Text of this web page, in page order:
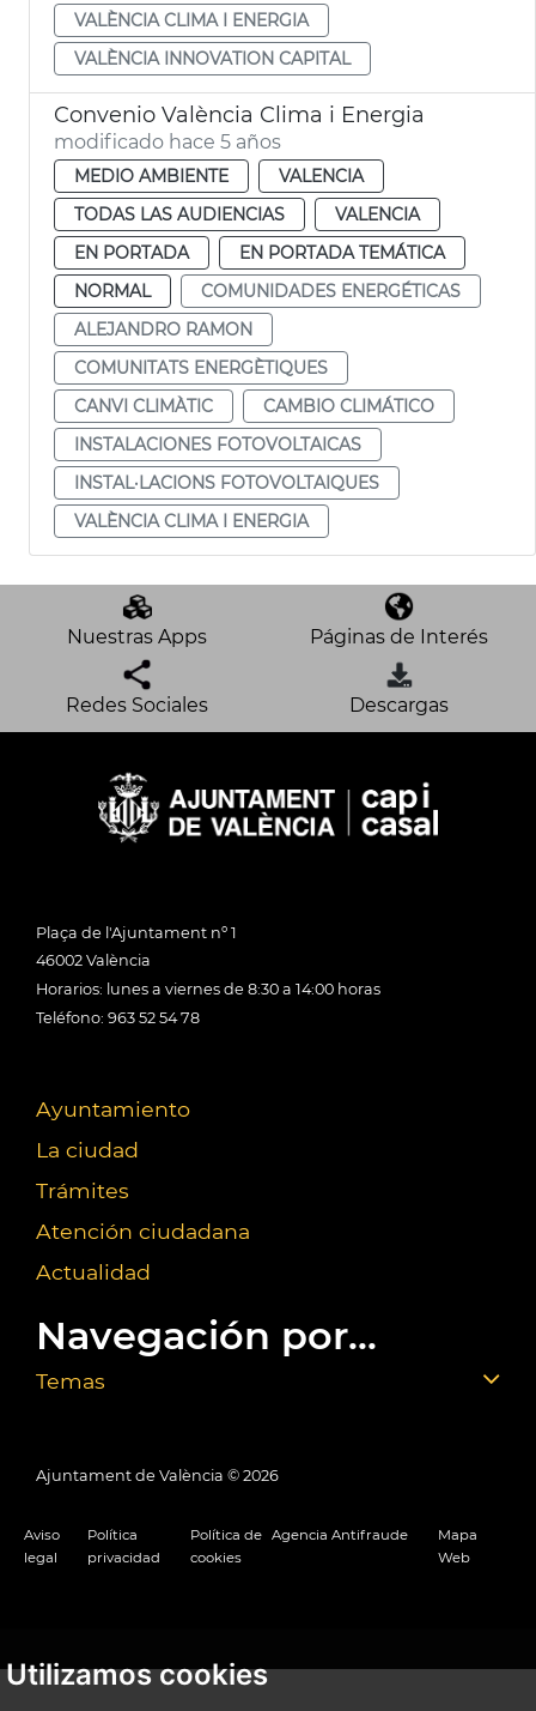
Utilizamos cookies
VALÈNCIA CLIMA I ENERGIA
VALÈNCIA INNOVATION CAPITAL
Convenio València Clima i Energia
modificado hace 5 años
MEDIO AMBIENTE
VALENCIA
TODAS LAS AUDIENCIAS
VALENCIA
EN PORTADA
EN PORTADA TEMÁTICA
NORMAL
COMUNIDADES ENERGÉTICAS
ALEJANDRO RAMON
COMUNITATS ENERGÈTIQUES
CANVI CLIMÀTIC
CAMBIO CLIMÁTICO
INSTALACIONES FOTOVOLTAICAS
INSTAL·LACIONS FOTOVOLTAIQUES
VALÈNCIA CLIMA I ENERGIA
Nuestras Apps Páginas de Interés
Redes Sociales Descargas
Plaça de l'Ajuntament nº 1
46002 València
Horarios: lunes a viernes de 8:30 a 14:00 horas
Teléfono: 963 52 54 78
Ayuntamiento
La ciudad
Trámites
Atención ciudadana
Actualidad
Navegación por...
Temas
Ajuntament de València © 2026
Aviso
legal
Política
privacidad
Política de
cookies
Agencia Antifraude
Mapa
Web